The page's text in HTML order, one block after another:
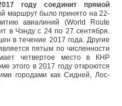
году соединит прямой
маршрут было принято на 22-
авиалиний (World Route
в Чэнду с 24 по 27 сентября.
в течение 2017 года. Другие
пятым по численности
четвертое место в КНР
этого в 2017 году откроются
городами как Сидней, Лос-